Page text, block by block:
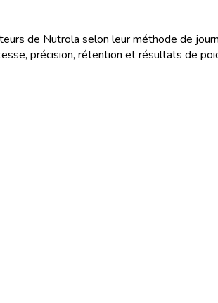
de Nutrola selon leur méthode de
précision, rétention et résultats de